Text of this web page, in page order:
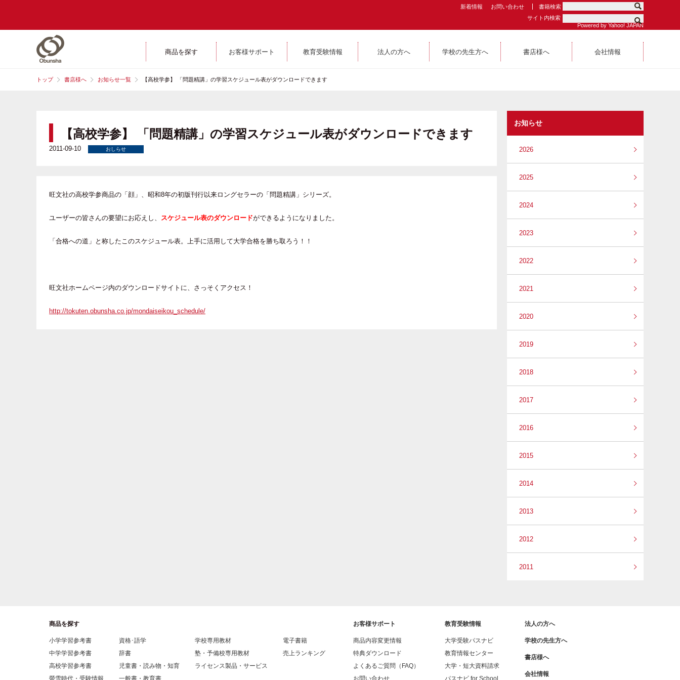
新着情報 お問い合わせ
書籍検索
サイト内検索
Powered by Yahoo! JAPAN
商品を探す お客様サポート 教育受験情報 法人の方へ 学校の先生方へ 書店様へ 会社情報
トップ 書店様へ お知らせ一覧 【高校学参】 「問題精講」の学習スケジュール表がダウンロードできます
【高校学参】 「問題精講」の学習スケジュール表がダウンロードできます
2011-09-10 おしらせ
旺文社の高校学参商品の「顔」、昭和8年の初版刊行以来ロングセラーの「問題精講」シリーズ。
ユーザーの皆さんの要望にお応えし、 スケジュール表のダウンロードができるようになりました。
「合格への道」と称したこのスケジュール表。上手に活用して大学合格を勝ち取ろう！！
旺文社ホームページ内のダウンロードサイトに、さっそくアクセス！
http://tokuten.obunsha.co.jp/mondaiseikou_schedule/
お知らせ
2026
2025
2024
2023
2022
2021
2020
2019
2018
2017
2016
2015
2014
2013
2012
2011
商品を探す
小学学習参考書
中学学習参考書
高校学習参考書
螢雪時代・受験情報
資格･語学
辞書
児童書・読み物・知育
一般書・教育書
学校専用教材
塾・予備校専用教材
ライセンス製品・サービス
電子書籍
売上ランキング
お客様サポート
商品内容変更情報
特典ダウンロード
よくあるご質問（FAQ）
お問い合わせ
教育受験情報
大学受験パスナビ
教育情報センター
大学・短大資料請求
パスナビ for School
法人の方へ
学校の先生方へ
書店様へ
会社情報